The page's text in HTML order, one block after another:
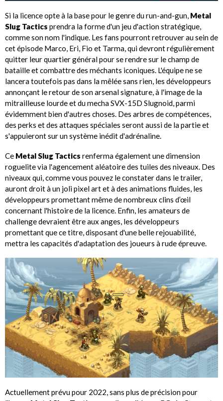
Si la licence opte à la base pour le genre du run-and-gun, Metal
Slug Tactics prendra la forme d'un jeu d'action stratégique,
comme son nom l'indique. Les fans pourront retrouver au sein de
cet épisode Marco, Eri, Fio et Tarma, qui devront régulièrement
quitter leur quartier général pour se rendre sur le champ de
bataille et combattre des méchants iconiques. L'équipe ne se
lancera toutefois pas dans la mêlée sans rien, les développeurs
annonçant le retour de son arsenal signature, à l'image de la
mitrailleuse lourde et du mecha SVX-15D Slugnoid, parmi
évidemment bien d'autres choses. Des arbres de compétences,
des perks et des attaques spéciales seront aussi de la partie et
s'appuieront sur un système inédit d'adrénaline.
Ce Metal Slug Tactics renferma également une dimension
roguelite via l'agencement aléatoire des tuiles des niveaux. Des
niveaux qui, comme vous pouvez le constater dans le trailer,
auront droit à un joli pixel art et à des animations fluides, les
développeurs promettant même de nombreux clins d’œil
concernant l'histoire de la licence. Enfin, les amateurs de
challenge devraient être aux anges, les développeurs
promettant que ce titre, disposant d'une belle rejouabilité,
mettra les capacités d'adaptation des joueurs à rude épreuve.
Actuellement prévu pour 2022, sans plus de précision pour